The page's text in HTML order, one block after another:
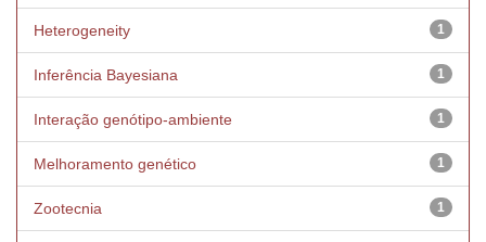
1
Heterogeneity
1
Inferência Bayesiana
1
Interação genótipo-ambiente
1
Melhoramento genético
1
Zootecnia